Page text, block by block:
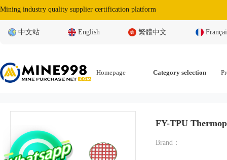
Mining industry quality supplier certification platform
中文站 English 繁體中文
Homepage Category selection
FY-TPU
Brand：